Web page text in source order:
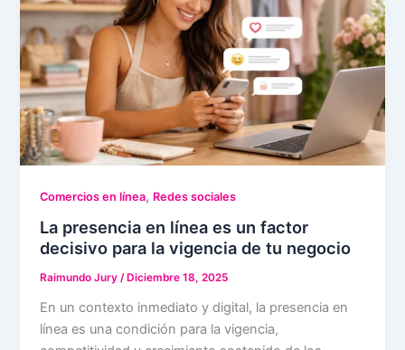
Comercios en línea, Redes sociales
La presencia en línea es un factor
decisivo para la vigencia de tu negocio
Raimundo Jury/ Diciembre 18, 2025
En un contexto inmediato y digital, la presencia en
línea es una condición para la vigencia,